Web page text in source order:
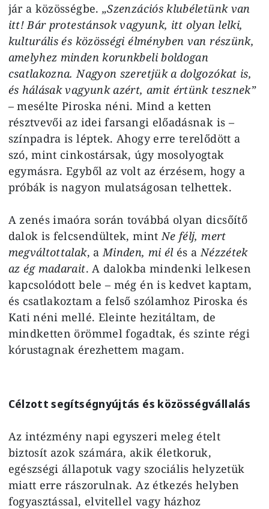
jár a közösségbe. „Szenzációs klubéletünk van
itt! Bár protestánsok vagyunk, itt olyan lelki,
kulturális és közösségi élményben van részünk,
amelyhez minden korunkbeli boldogan
csatlakozna. Nagyon szeretjük a dolgozókat is,
és hálásak vagyunk azért, amit értünk tesznek”
– mesélte Piroska néni. Mind a ketten
résztvevői az idei farsangi előadásnak is –
színpadra is léptek. Ahogy erre terelődött a
szó, mint cinkostársak, úgy mosolyogtak
egymásra. Egyből az volt az érzésem, hogy a
próbák is nagyon mulatságosan telhettek.
A zenés imaóra során továbbá olyan dicsőítő
dalok is felcsendültek, mint Ne félj, mert
megváltottalak, a Minden, mi élés a Nézzétek
az ég madarait. A dalokba mindenki lelkesen
kapcsolódott bele – még én is kedvet kaptam,
és csatlakoztam a felső szólamhoz Piroska és
Kati néni mellé. Eleinte hezitáltam, de
mindketten örömmel fogadtak, és szinte régi
kórustagnak érezhettem magam.
Célzott segítségnyújtás és közösségvállalás
Az intézmény napi egyszeri meleg ételt
biztosít azok számára, akik életkoruk,
egészségi állapotuk vagy szociális helyzetük
miatt erre rászorulnak. Az étkezés helyben
fogyasztással, elvitellel vagy házhoz